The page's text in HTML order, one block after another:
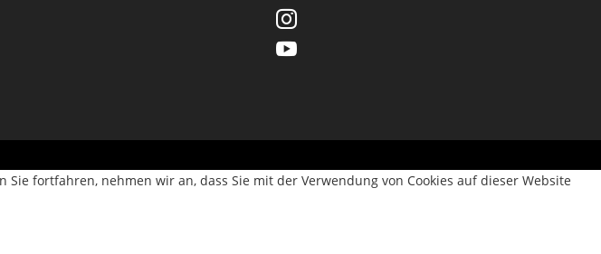


fortfahren, nehmen wir an, dass Sie mit der Verwendung von Cookies auf dieser Website